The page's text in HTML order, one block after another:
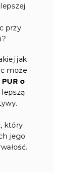
przy
jak
może
o
który
jego